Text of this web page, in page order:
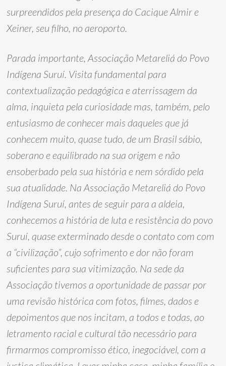
surpreendidos pela presença do Cacique Almir e
Xeiner, seu filho, no aeroporto.
Parada importante, Associação Metareliá do Povo
Indígena Suruí. Visita fundamental para
contextualização pedagógica e aterrissagem da
alma, inquieta pela curiosidade mas, também, pelo
entusiasmo de conhecer mais daqueles que já
conhecem muito, quase tudo, de um Brasil sábio,
soberano e equilibrado na sua origem e não
ensoberbado pela sua história e nem sórdido pela
sua atualidade. Na Associação Metareliá do Povo
Indígena Suruí, antes de seguir para a aldeia,
conhecemos a história de luta e resistência do povo
Suruí, quase exterminado desde o contato com com
a “civilização”, cujo sofrimento e dor não foram
suficientes para sua vitimização. Na sede da
Associação tivemos a oportunidade de passar por
uma revisão histórica com fotos, filmes, dados e
depoimentos que nos incitam, a todos e todas, ao
letramento racial e cultural tão necessário para
firmarmos compromisso ético, inegociável, com a